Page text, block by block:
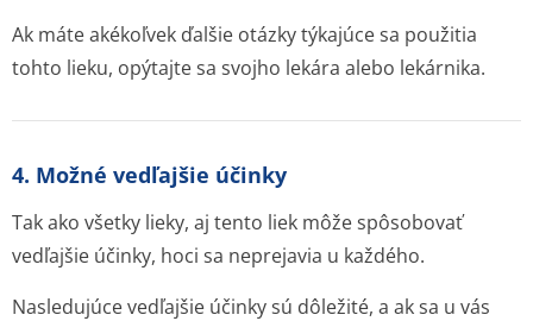
Ak máte akékoľvek ďalšie otázky týkajúce sa použitia
tohto lieku, opýtajte sa svojho lekára alebo lekárnika.
4. Možné vedľajšie účinky
Tak ako všetky lieky, aj tento liek môže spôsobovať
vedľajšie účinky, hoci sa neprejavia u každého.
Nasledujúce vedľajšie účinky sú dôležité, a ak sa u vás